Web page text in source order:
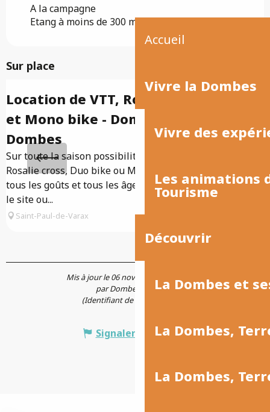
Accueil
Vivre la Dombes
Vivre des
Les animations
Tourisme
Découvrir
La Dombes et
La Dombes,
La Dombes,
A la campagne
Etang à moins de 300 m
Sur place
Location de VTT, Rosalie, Duo bike
et Mono bike - Domaine de la
Dombes
Sur toute la saison possibilité de location de VTT,
Rosalie cross, Duo bike ou Mono bike ! Il y en a pour
tous les goûts et tous les âges, pour vous déplacer sur
le site ou...
Saint-Paul-de-Varax
Réservable
Mis à jour le 06 novembre 2025 à 11:53
par Dombes Tourisme
(Identifiant de l'offre :
Signaler une erreur